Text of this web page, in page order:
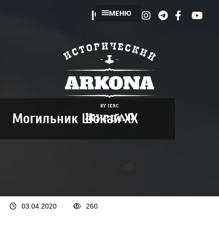
МЕНЮ
Могильник Шокай XХ
03.04.2020 / 260